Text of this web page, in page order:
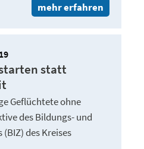
mehr erfahren
statt
Geflüchtete ohne
des Bildungs- und
des Kreises